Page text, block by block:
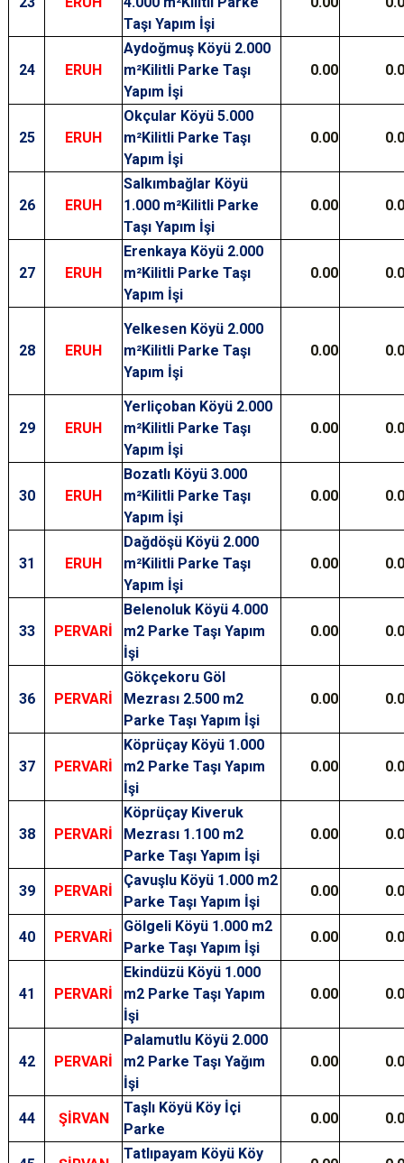
Taşı Yapım İşi
24 ERUH
Aydoğmuş Köyü 2.000
m²Kilitli Parke Taşı
Yapım İşi
0.00
25 ERUH
Okçular Köyü 5.000
m²Kilitli Parke Taşı
Yapım İşi
0.00
26 ERUH
Salkımbağlar Köyü
1.000 m²Kilitli Parke
Taşı Yapım İşi
0.00
27 ERUH
Erenkaya Köyü 2.000
m²Kilitli Parke Taşı
Yapım İşi
0.00
28 ERUH
Yelkesen Köyü 2.000
m²Kilitli Parke Taşı
Yapım İşi
0.00
29 ERUH
Yerliçoban Köyü 2.000
m²Kilitli Parke Taşı
Yapım İşi
0.00
30 ERUH
Bozatlı Köyü 3.000
m²Kilitli Parke Taşı
Yapım İşi
0.00
31 ERUH
Dağdöşü Köyü 2.000
m²Kilitli Parke Taşı
Yapım İşi
0.00
33 PERVARİ
Belenoluk Köyü 4.000
m2 Parke Taşı Yapım
İşi
0.00
36 PERVARİ
Gökçekoru Göl
Mezrası 2.500 m2
Parke Taşı Yapım İşi
0.00
37 PERVARİ
Köprüçay Köyü 1.000
m2 Parke Taşı Yapım
İşi
0.00
38 PERVARİ
Köprüçay Kiveruk
Mezrası 1.100 m2
Parke Taşı Yapım İşi
0.00
39 PERVARİ
Çavuşlu Köyü 1.000 m2
Parke Taşı Yapım İşi
0.00
40 PERVARİ
Gölgeli Köyü 1.000 m2
Parke Taşı Yapım İşi
0.00
41 PERVARİ
Ekindüzü Köyü 1.000
m2 Parke Taşı Yapım
İşi
0.00
42 PERVARİ
Palamutlu Köyü 2.000
m2 Parke Taşı Yağım
İşi
0.00
44 ŞİRVAN
Taşlı Köyü Köy İçi
Parke
0.00
Tatlıpayam Köyü Köy